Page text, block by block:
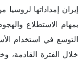
إيران إمداداتها
التوسع في استخدام
خلال الفترة القادمة،